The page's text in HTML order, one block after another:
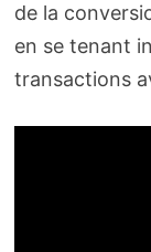
de la
en se tenant
transactions